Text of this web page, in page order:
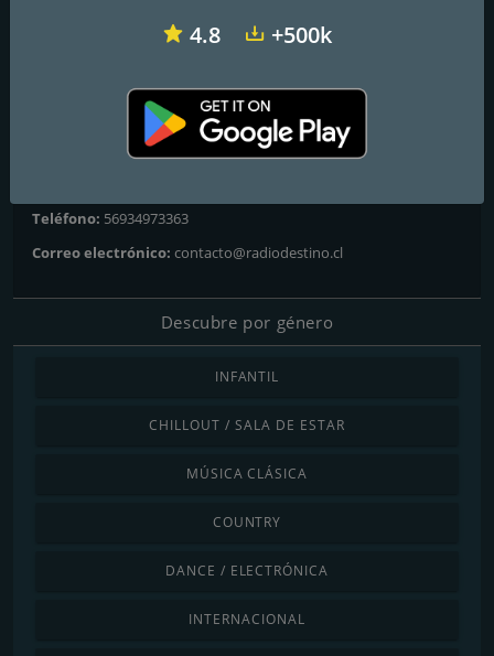
Frecuencias FM
Concepción: Online
Contactos
Teléfono: 56934973363
Correo electrónico: contacto@radiodestino.cl
Descubre por género
INFANTIL
CHILLOUT / SALA DE ESTAR
MÚSICA CLÁSICA
COUNTRY
DANCE / ELECTRÓNICA
INTERNACIONAL
4.8 +500k